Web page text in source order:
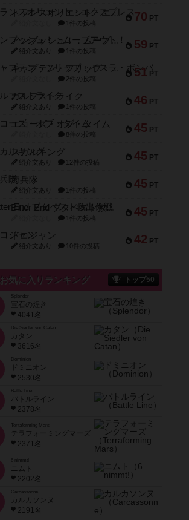
70 PT
トランスオリエント・エクスプレス
1件の投稿
59 PT
アンブッシュ！：ムーブアウト！
紹介文あり 1件の投稿
51 PT
キャプテン・フリップ：イスラ・ボンバ
2件の投稿
46 PT
ガルフストライク
紹介文あり 1件の投稿
45 PT
エコーズ・オブ・タイム
8件の投稿
45 PT
スカルキング
紹介文あり 12件の投稿
45 PT
海兵隊
紹介文あり 1件の投稿
45 PT
Bitter End ブタペスト救出作戦
1件の投稿
42 PT
ドコジャン
紹介文あり 10件の投稿
お気に入りランキング トップ50
宝石の煌き
4041名
Die Siedler von Catan
カタン
3616名
ドミニオン
2530名
Battle Line
バトルライン
2378名
Terraforming Mars
テラフォーミングマーズ
2371名
ニムト
2202名
Carcassonne
カルカソンヌ
2191名